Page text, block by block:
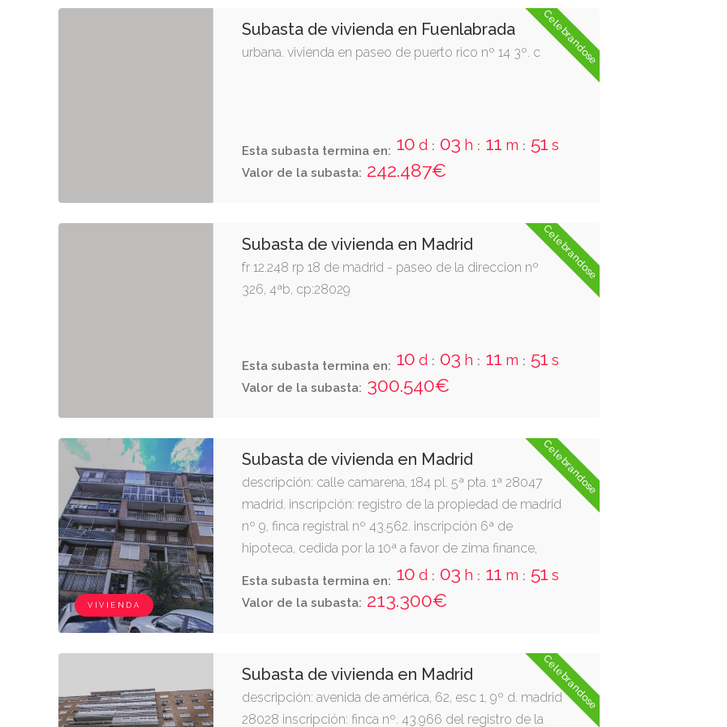
Celebrandose
Subasta de vivienda en Fuenlabrada
urbana. vivienda en paseo de puerto rico nº 14 3º. c
Esta subasta termina en:
10d : 03h : 11m : 50s
Celebrandose
Subasta de vivienda en Madrid
fr 12.248 rp 18 de madrid - paseo de la direccion nº
326, 4ªb, cp:28029
Esta subasta termina en:
10d : 03h : 11m : 50s
VIVIENDA
Celebrandose
Subasta de vivienda en Madrid
descripción: calle camarena, 184 pl. 5ª pta. 1ª 28047
madrid. inscripción: registro de la propiedad de madrid
nº 9, finca registral nº 43.562. inscripción 6ª de
hipoteca, cedida por la 10ª a favor de zima finance,
dac. cru. 28096000535396
Esta subasta termina en:
10d : 03h : 11m : 50s
Celebrandose
Subasta de vivienda en Madrid
descripción: avenida de américa, 62, esc 1, 9º d. madrid
28028 inscripción: finca nº. 43.966 del registro de la